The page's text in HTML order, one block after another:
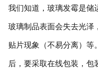
我们知道，玻璃发霉是储
玻璃制品表面会失去光泽
贴片现象（不易分离）等
后，要采取在线包装，包